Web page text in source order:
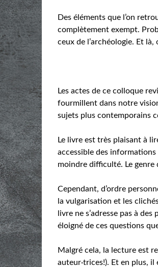
Des éléments que l’on
complètement exempt.
ceux de l’archéologie. Et là,
Les actes de ce colloque
fourmillent dans notre
sujets plus contemporains
Le livre est très plaisant à
accessible des
moindre difficulté. Le genre
Cependant, d’ordre
la vulgarisation et les
livre ne s’adresse pas à
éloigné de ces questions
Malgré cela, la lecture est
auteur·trices!). Et en plus,